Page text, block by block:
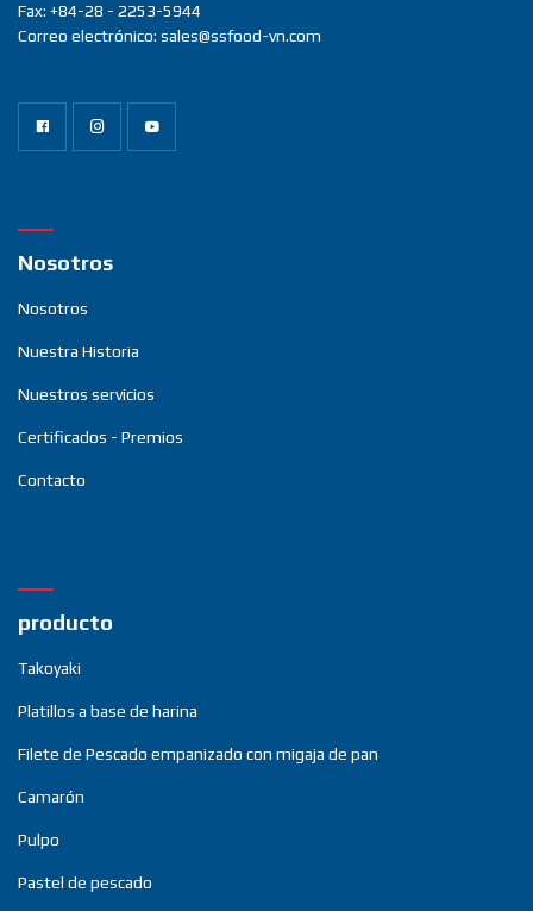
Fax: +84-28 - 2253-5944
Correo electrónico: sales@ssfood-vn.com
Nosotros
Nosotros
Nuestra Historia
Nuestros servicios
Certificados - Premios
Contacto
producto
Takoyaki
Platillos a base de harina
Filete de Pescado empanizado con migaja de pan
Camarón
Pulpo
Pastel de pescado